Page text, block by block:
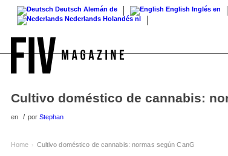
Deutsch Alemán de English Inglés en
Nederlands Holandés nl
Cultivo doméstico de cannabis:
en / por Stephan
Home › Cultivo doméstico de cannabis: normas según CanG